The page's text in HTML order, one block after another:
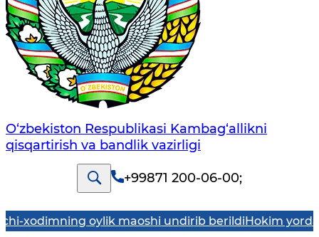
O‘zbekiston Respublikasi Kambag‘allikni
qisqartirish va bandlik vazirligi
+99871 200-06-00;
oylik maoshi undirib berildiHokim yordamchisi